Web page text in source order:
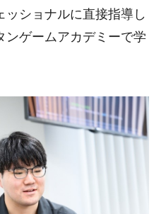
ショナルに直接指導し
ンゲームアカデミーで学